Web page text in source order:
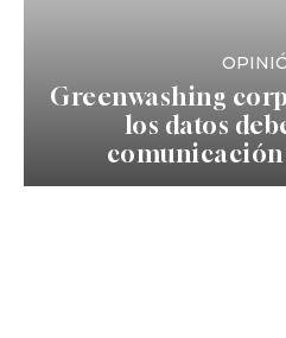
Greenwashing
los datos
comunicación